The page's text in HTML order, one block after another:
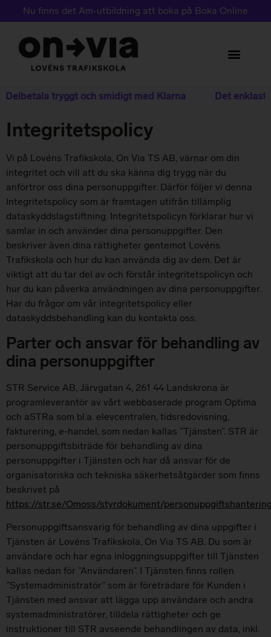
Nu finns det Am-utbildning att boka på Boka Online
Delbetala tryggt och smidigt med Klarna Det
Integritetspolicy
Vi på Lovéns Trafikskola, On Via TS AB, värnar om din
integritet och vill att du ska känna dig trygg när du
anförtror oss dina personuppgifter. Därför följer vi denna
Integritetspolicy som är framtagen utifrån tillämplig
dataskyddslagstiftning. Integritetspolicyn förklarar hur vi
samlar in och använder dina personuppgifter. Den
beskriver även dina rättigheter gentemot Lovéns
Trafikskola och hur du kan använda dig av dem. Det är
viktigt att du tar del av och förstår integritetspolicyn och
hur du kan påverka användningen av dina personuppgifter.
Har du frågor om vår integritetspolicy eller
dataskyddsbehandling kan du kontakta oss.
Parter och ansvar för behandling av
dina personuppgifter
STR Service AB, Järvgatan 4, 261 44 Landskrona är
programleverantör av vårt webbaserade program Optima
och aSTRa som bl.a. elevcentralen, tidsredovisning,
fakturering, e-handel, som nedan kallas ”Tjänsten”. STR är
personuppgiftsbiträde för behandling av dina
personuppgifter i Tjänsten och har då ansvar för de
organisatoriska och tekniska säkerhetsåtgärder som finns
beskrivet på
https://str.se/Omoss/styrdokument/
Personuppgiftsansvarig för behandling av dina uppgifter i
Tjänsten är Lovéns Trafikskola, On Via TS AB. Du som är
användare och har egna inloggningsuppgifter till Tjänsten
kallas nedan för ”Användaren”. I Tjänsten finns rollen
”Systemadministratör” som är företrädare för Kunden i
Tjänsten med ansvar att lägga upp användare och andra
systemadministratörer, tilldela rättigheter och ge
instruktioner till STR avseende behandlingen av data, inkl.